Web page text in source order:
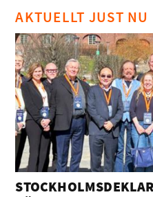
AKTUELLT JUST NU